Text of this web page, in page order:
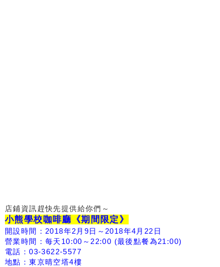
店鋪資訊趕快先提供給你們～
小熊學校咖啡廳《期間限定》
開設時間：2018年2月9日～2018年4月22日
營業時間：每天10:00～22:00 (最後點餐為21:00)
電話：03-3622-5577
地點：東京晴空塔4樓